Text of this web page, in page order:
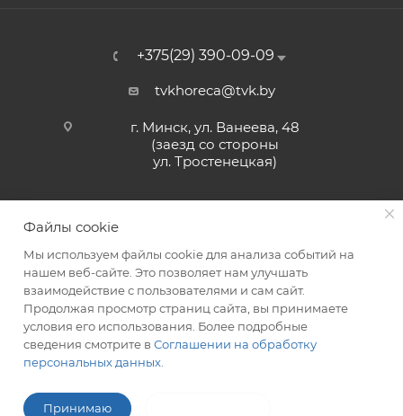
+375(29) 390-09-09
tvkhoreca@tvk.by
г. Минск, ул. Ванеева, 48
(заезд со стороны
ул. Тростенецкая)
2026 © ЗАО «ТВК»
Файлы cookie
Мы используем файлы cookie для анализа событий на
нашем веб-сайте. Это позволяет нам улучшать
взаимодействие с пользователями и сам сайт.
Продолжая просмотр страниц сайта, вы принимаете
условия его использования. Более подробные
сведения смотрите в Соглашении на обработку
персональных данных
Принимаю